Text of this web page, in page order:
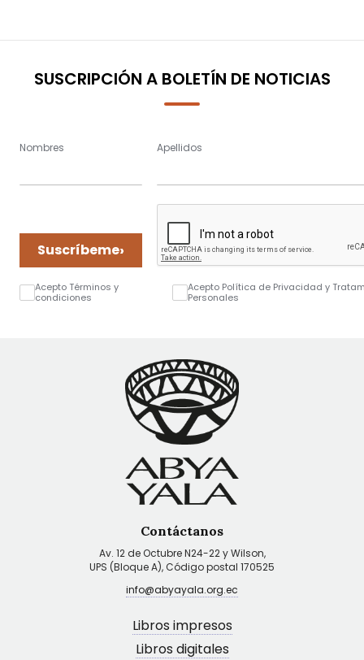
SUSCRIPCIÓN A BOLETÍN DE NOTICIAS
Nombres Apellidos
Suscríbeme›
Acepto Términos y
condiciones
Acepto Política de Privacidad y
Personales
Contáctanos
Av. 12 de Octubre N24-22 y Wilson,
UPS (Bloque A), Código postal 170525
info@abyayala.org.ec
Libros impresos
Libros digitales